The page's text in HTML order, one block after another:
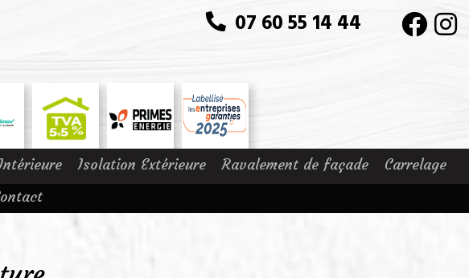
07 60 55 14 44
Isolation Extérieure Ravalement de façade
Carrelage